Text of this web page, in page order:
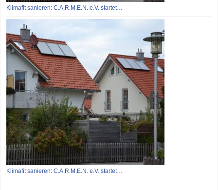
Klimafit sanieren: C.A.R.M.E.N. e.V. startet…
Klimafit sanieren: C.A.R.M.E.N. e.V. startet…